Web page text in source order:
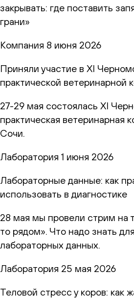
закрывать: где поставить
грани»
Компания 8 июня 2026
Приняли участие в XI
практической ветеринарной
27-29 мая состоялась XI
практическая ветеринарная
Сочи.
Лаборатория 1 июня 2026
Лабораторные данные: как
использовать в диагностике
28 мая мы провели стрим на
то рядом». Что надо знать
лабораторных данных.
Лаборатория 25 мая 2026
Теловой стресс у коров: как